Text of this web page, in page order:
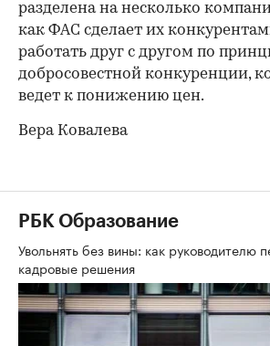
разделена на несколько
как ФАС сделает их
работать друг с другом по
добросовестной конкуренции,
ведет к понижению цен.
Вера Ковалева
РБК Образование
Увольнять без вины: как руководителю
кадровые решения